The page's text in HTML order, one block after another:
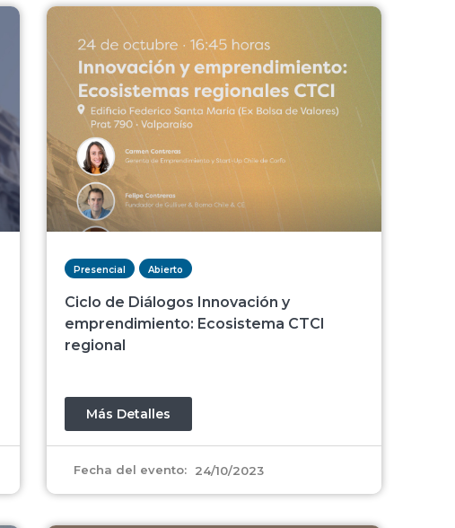
Presencial Abierto
Ciclo de Diálogos Innovación y
emprendimiento: Ecosistema CTCI
regional
Más Detalles
Fecha del evento: 24/10/2023